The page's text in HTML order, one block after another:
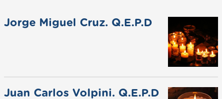
Jorge Miguel Cruz. Q.E.P.D
Juan Carlos Volpini. Q.E.P.D